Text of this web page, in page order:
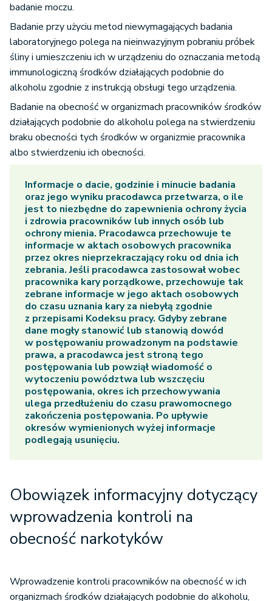
badanie moczu.
Badanie przy użyciu metod niewymagających badania
laboratoryjnego polega na nieinwazyjnym pobraniu próbek
śliny i umieszczeniu ich w urządzeniu do oznaczania metodą
immunologiczną środków działających podobnie do
alkoholu zgodnie z instrukcją obsługi tego urządzenia.
Badanie na obecność w organizmach pracowników środków
działających podobnie do alkoholu polega na stwierdzeniu
braku obecności tych środków w organizmie pracownika
albo stwierdzeniu ich obecności.
Informacje o dacie, godzinie i minucie badania
oraz jego wyniku pracodawca przetwarza, o ile
jest to niezbędne do zapewnienia ochrony życia
i zdrowia pracowników lub innych osób lub
ochrony mienia. Pracodawca przechowuje te
informacje w aktach osobowych pracownika
przez okres nieprzekraczający roku od dnia ich
zebrania. Jeśli pracodawca zastosował wobec
pracownika kary porządkowe, przechowuje tak
zebrane informacje w jego aktach osobowych
do czasu uznania kary za niebyłą zgodnie
z przepisami Kodeksu pracy. Gdyby zebrane
dane mogły stanowić lub stanowią dowód
w postępowaniu prowadzonym na podstawie
prawa, a pracodawca jest stroną tego
postępowania lub powziął wiadomość o
wytoczeniu powództwa lub wszczęciu
postępowania, okres ich przechowywania
ulega przedłużeniu do czasu prawomocnego
zakończenia postępowania. Po upływie
okresów wymienionych wyżej informacje
podlegają usunięciu.
Obowiązek informacyjny dotyczący
wprowadzenia kontroli na
obecność narkotyków
Wprowadzenie kontroli pracowników na obecność w ich
organizmach środków działających podobnie do alkoholu,